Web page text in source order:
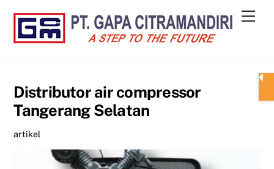
content
Distributor air compressor
Tangerang Selatan
artikel